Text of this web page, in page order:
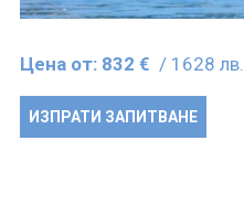
Цена от: 832 € / 1628 лв.
ИЗПРАТИ ЗАПИТВАНЕ